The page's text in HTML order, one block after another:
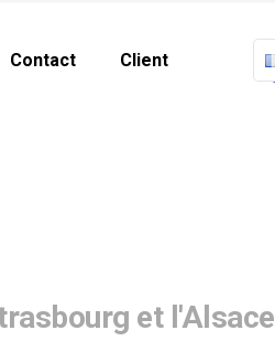
Contact Client
et l'Alsace